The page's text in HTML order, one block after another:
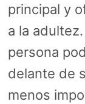
principal y
a la
persona
delante de
menos